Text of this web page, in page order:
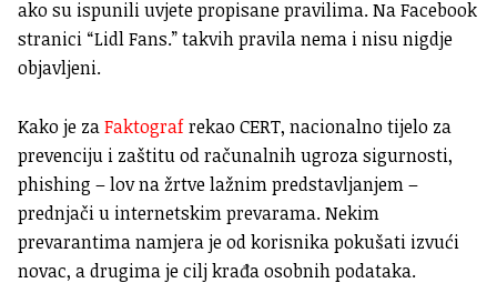
ako su ispunili uvjete propisane pravilima. Na Facebook
stranici “Lidl Fans.” takvih pravila nema i nisu nigdje
objavljeni.
Kako je zaFaktografrekao CERT, nacionalno tijelo za
prevenciju i zaštitu od računalnih ugroza sigurnosti,
phishing – lov na žrtve lažnim predstavljanjem –
prednjači u internetskim prevarama. Nekim
prevarantima namjera je od korisnika pokušati izvući
novac, a drugima je cilj krađa osobnih podataka.